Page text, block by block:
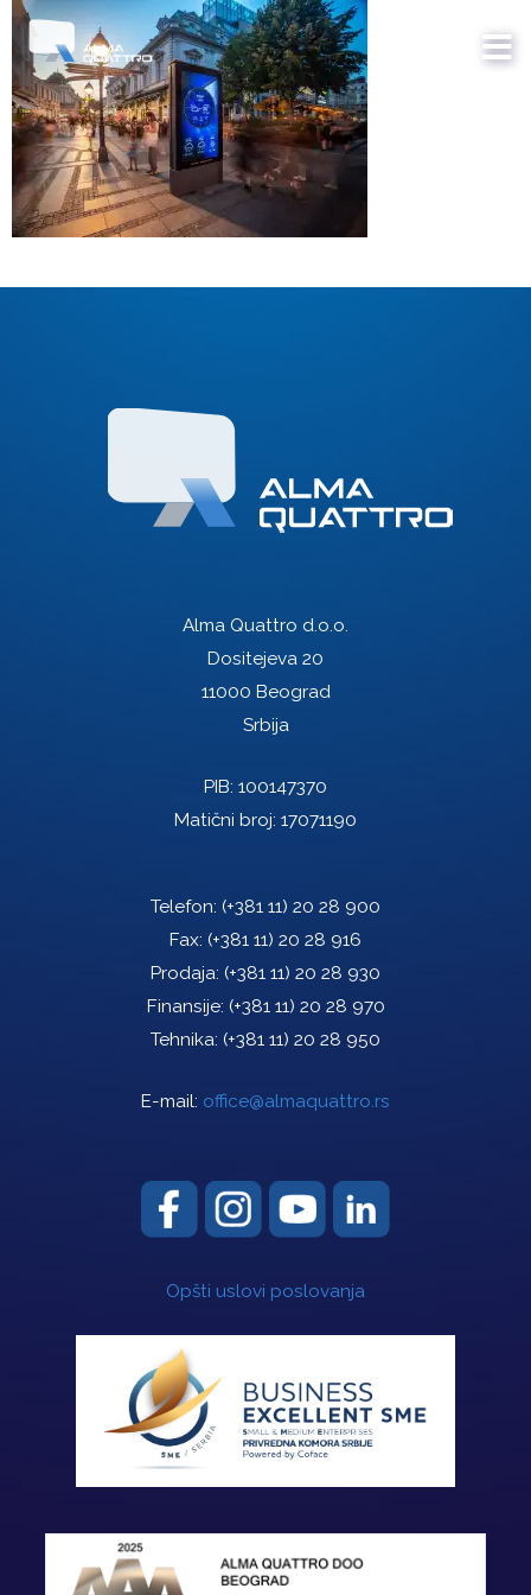
Alma Quattro d.o.o.
Dositejeva 20
11000 Beograd
Srbija
PIB: 100147370
Matični broj: 17071190
Telefon: (+381 11) 20 28 900
Fax: (+381 11) 20 28 916
Prodaja: (+381 11) 20 28 930
Finansije: (+381 11) 20 28 970
Tehnika: (+381 11) 20 28 950
E-mail: office@almaquattro.rs
Opšti uslovi poslovanja